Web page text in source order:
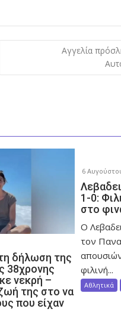
Αγγελία
δήλωση της
38χρονης
νεκρή –
της στο να
που είχαν
6
1-0:
στο
Ο
τον
φιλινή...
Αθλητικά